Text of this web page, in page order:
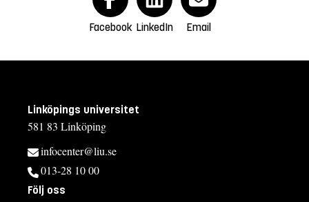
Facebook LinkedIn Email
Linköpings universitet
581 83 Linköping
infocenter@liu.se
013-28 10 00
Följ oss